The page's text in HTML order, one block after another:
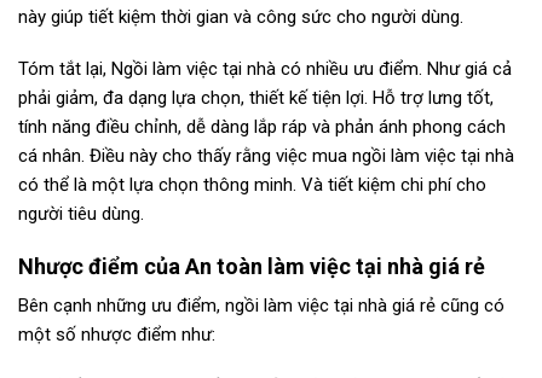
này giúp tiết kiệm thời gian và công sức cho người dùng.
Tóm tắt lại, Ngồi làm việc tại nhà có nhiều ưu điểm. Như giá cả
phải giảm, đa dạng lựa chọn, thiết kế tiện lợi. Hỗ trợ lưng tốt,
tính năng điều chỉnh, dễ dàng lắp ráp và phản ánh phong cách
cá nhân. Điều này cho thấy rằng việc mua ngồi làm việc tại nhà
có thể là một lựa chọn thông minh. Và tiết kiệm chi phí cho
người tiêu dùng.
Nhược điểm của An toàn làm việc tại nhà giá rẻ
Bên cạnh những ưu điểm, ngồi làm việc tại nhà giá rẻ cũng có
một số nhược điểm như: